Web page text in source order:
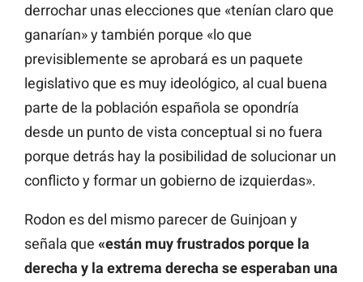
derrochar unas elecciones que «tenían claro que
ganarían» y también porque «lo que
previsiblemente se aprobará es un paquete
legislativo que es muy ideológico, al cual buena
parte de la población española se opondría
desde un punto de vista conceptual si no fuera
porque detrás hay la posibilidad de solucionar un
conflicto y formar un gobierno de izquierdas».
Rodon es del mismo parecer de Guinjoan y
señala que «están muy frustrados porque la
derecha y la extrema derecha se esperaban una